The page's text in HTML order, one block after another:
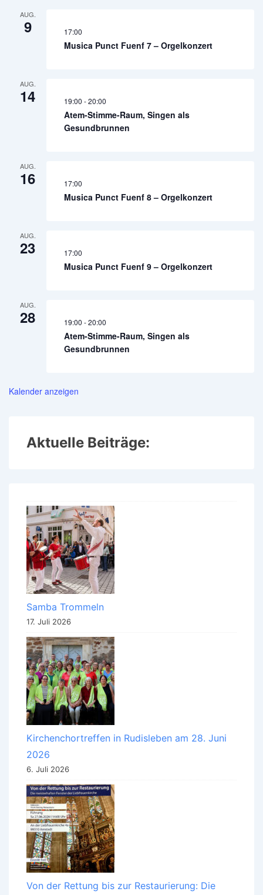
AUG.
9 17:00
Musica Punct Fuenf 7 – Orgelkonzert
AUG.
14 19:00 -20:00
Atem-Stimme-Raum, Singen als
Gesundbrunnen
AUG.
16 17:00
Musica Punct Fuenf 8 – Orgelkonzert
AUG.
23 17:00
Musica Punct Fuenf 9 – Orgelkonzert
AUG.
28 19:00 -20:00
Atem-Stimme-Raum, Singen als
Gesundbrunnen
Kalender anzeigen
Aktuelle Beiträge:
Samba Trommeln
17. Juli 2026
Kirchenchortreffen in Rudisleben am 28. Juni
2026
6. Juli 2026
Von der Rettung bis zur Restaurierung: Die